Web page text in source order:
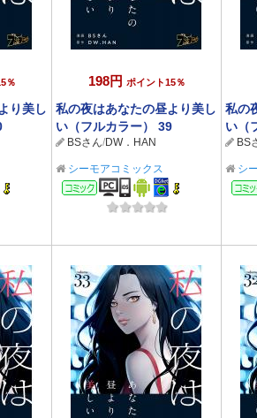
％
り美し
198円 ポイント15％
私の夜はあなたの昼より美し
い（フルカラー） 39
BSさん/DW．HAN
シーモアコミックス
コミック
私の
い（
BS
シ